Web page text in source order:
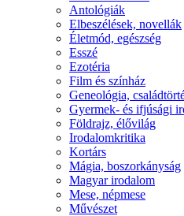
Antológiák
Elbeszélések, novellák
Életmód, egészség
Esszé
Ezotéria
Film és színház
Geneológia,
Gyermek- és ifjúsági
Földrajz, élővilág
Irodalomkritika
Kortárs
Mágia, boszorkányság
Magyar irodalom
Mese, népmese
Művészet